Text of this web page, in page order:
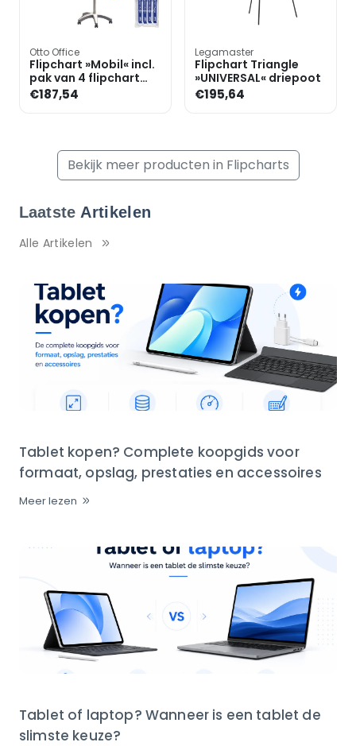
Otto Office
Flipchart »Mobil« incl.
pak van 4 flipchart
markers
€187,54
Legamaster
Flipchart Triangle
»UNIVERSAL« driepoot
€195,64
Bekijk meer producten in Flipcharts
Laatste Artikelen
Alle Artikelen
Tablet kopen? Complete koopgids voor
formaat, opslag, prestaties en accessoires
Meer lezen
Tablet of laptop? Wanneer is een tablet de
slimste keuze?